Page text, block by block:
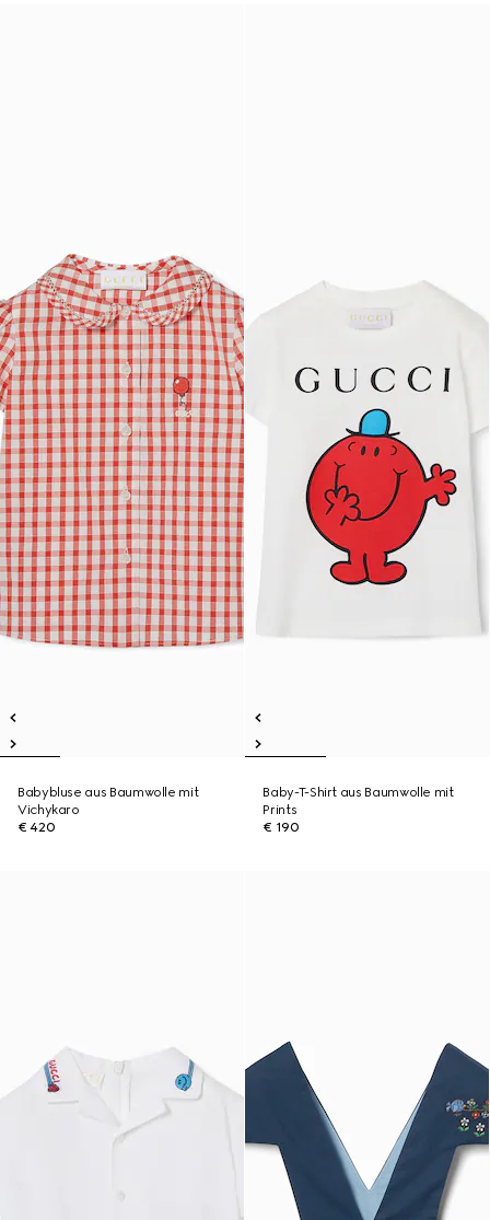
Babybluse aus Baumwolle mit
Vichykaro
€ 420
Baby-T-Shirt aus Baumwolle mit
Prints
€ 190